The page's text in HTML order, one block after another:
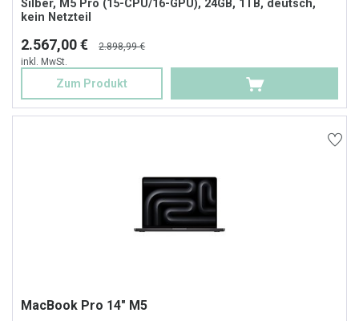
Silber, M5 Pro (15-CPU/16-GPU), 24GB, 1TB, deutsch,
kein Netzteil
2.567,00 €
2.898,99 €
inkl. MwSt.
Zum Produkt
MacBook Pro 14" M5